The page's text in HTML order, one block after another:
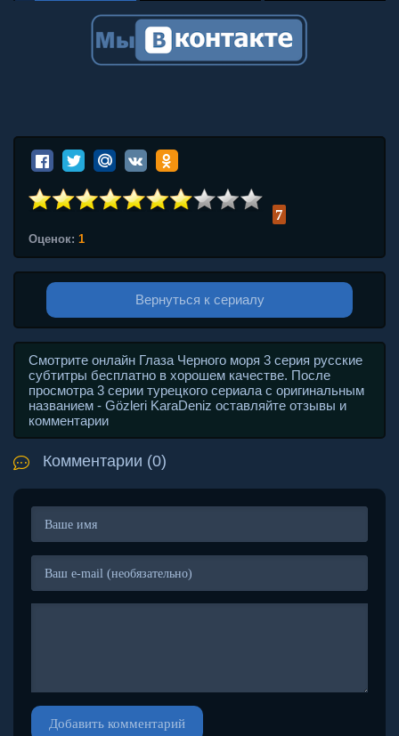
7
Оценок: 1
Вернуться к сериалу
Смотрите онлайн Глаза Черного моря 3 серия русские
субтитры бесплатно в хорошем качестве. После
просмотра 3 серии турецкого сериала с оригинальным
названием - Gözleri KaraDeniz оставляйте отзывы и
комментарии
Комментарии (0)
Добавить комментарий